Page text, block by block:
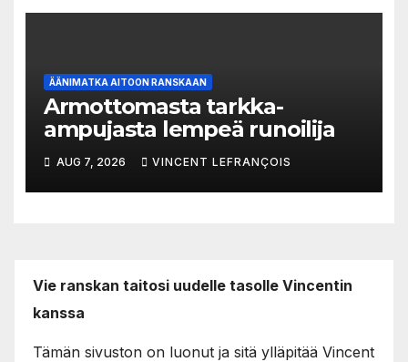
ÄÄNIMATKA AITOON RANSKAAN
Armottomasta tarkka-
ampujasta lempeä runoilija
AUG 7, 2026 VINCENT LEFRANÇOIS
Vie ranskan taitosi uudelle tasolle Vincentin
kanssa
Tämän sivuston on luonut ja sitä ylläpitää Vincent